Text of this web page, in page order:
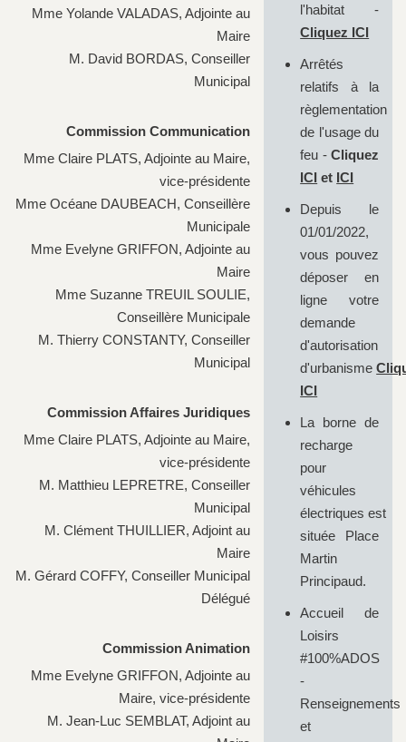
Mme Yolande VALADAS, Adjointe au
Maire
M. David BORDAS, Conseiller
Municipal
Commission Communication
Mme Claire PLATS, Adjointe au Maire,
vice-présidente
Mme Océane DAUBEACH, Conseillère
Municipale
Mme Evelyne GRIFFON, Adjointe au
Maire
Mme Suzanne TREUIL SOULIE,
Conseillère Municipale
M. Thierry CONSTANTY, Conseiller
Municipal
Commission Affaires Juridiques
Mme Claire PLATS, Adjointe au Maire,
vice-présidente
M. Matthieu LEPRETRE, Conseiller
Municipal
M. Clément THUILLIER, Adjoint au
Maire
M. Gérard COFFY, Conseiller Municipal
Délégué
Commission Animation
Mme Evelyne GRIFFON, Adjointe au
Maire, vice-présidente
M. Jean-Luc SEMBLAT, Adjoint au
l'habitat -
Cliquez ICI
Arrêtés
relatifs à la
règlementation
de l'usage du
feu -Cliquez
ICI et ICI
Depuis le
01/01/2022,
vous pouvez
déposer en
ligne votre
demande
d'autorisation
d'urbanisme
ICI
La borne de
recharge
pour
véhicules
électriques est
située Place
Martin
Principaud.
Accueil de
Loisirs
#100%ADOS
-
Renseignements
et